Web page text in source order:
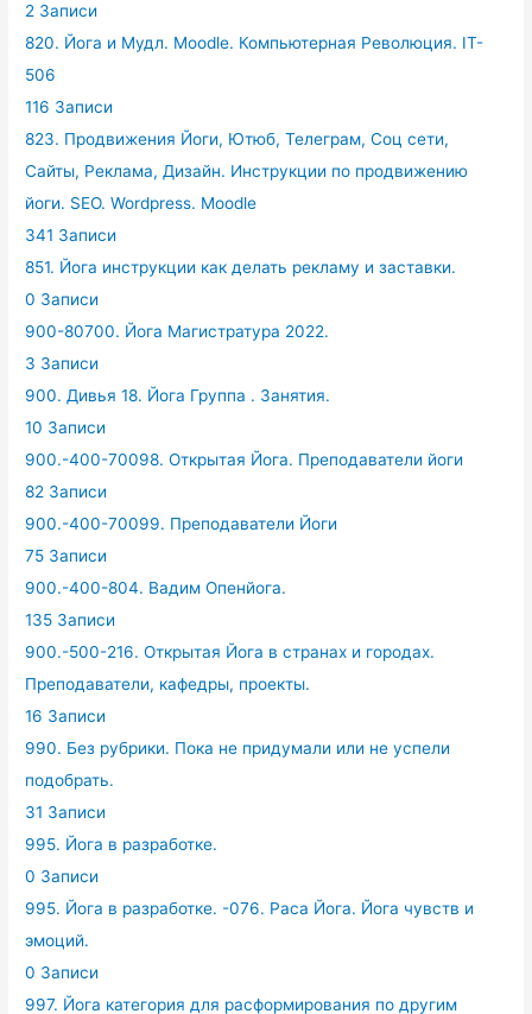
2 Записи
820. Йога и Мудл. Moodle. Компьютерная Революция. IT-
506
116 Записи
823. Продвижения Йоги, Ютюб, Телеграм, Соц сети,
Сайты, Реклама, Дизайн. Инструкции по продвижению
йоги. SEO. Wordpress. Moodle
341 Записи
851. Йога инструкции как делать рекламу и заставки.
0 Записи
900-80700. Йога Магистратура 2022.
3 Записи
900. Дивья 18. Йога Группа . Занятия.
10 Записи
900.-400-70098. Открытая Йога. Преподаватели йоги
82 Записи
900.-400-70099. Преподаватели Йоги
75 Записи
900.-400-804. Вадим Опенйога.
135 Записи
900.-500-216. Открытая Йога в странах и городах.
Преподаватели, кафедры, проекты.
16 Записи
990. Без рубрики. Пока не придумали или не успели
подобрать.
31 Записи
995. Йога в разработке.
0 Записи
995. Йога в разработке. -076. Раса Йога. Йога чувств и
эмоций.
0 Записи
997. Йога категория для расформирования по другим